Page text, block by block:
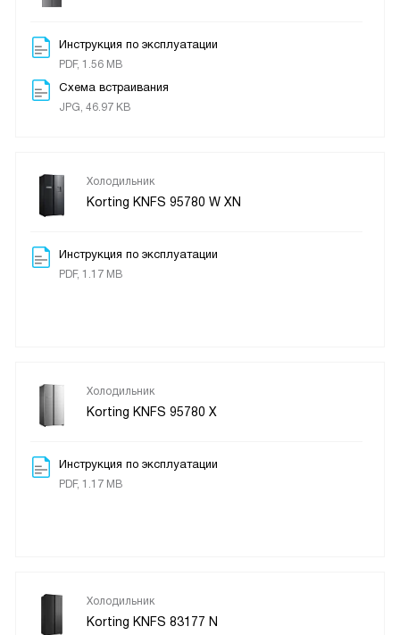
Инструкция по эксплуатации
PDF, 1.56 MB
Схема встраивания
JPG, 46.97 KB
Холодильник
Korting KNFS 95780 W XN
Инструкция по эксплуатации
PDF, 1.17 MB
Холодильник
Korting KNFS 95780 X
Инструкция по эксплуатации
PDF, 1.17 MB
Холодильник
Korting KNFS 83177 N